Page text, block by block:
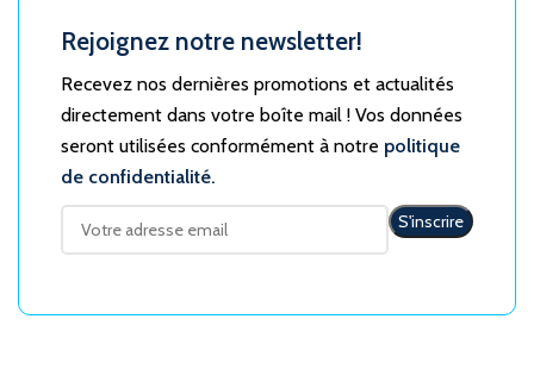
Rejoignez notre newsletter!
Recevez nos dernières promotions et actualités
directement dans votre boîte mail ! Vos données
seront utilisées conformément à notre politique
de confidentialité.